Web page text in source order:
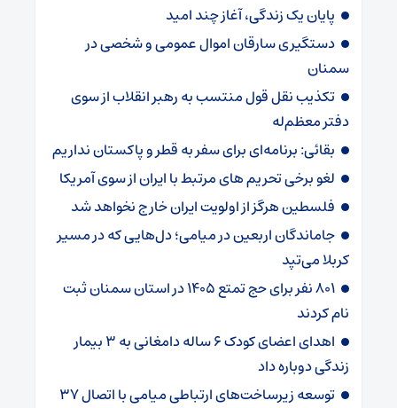
پایان یک زندگی، آغاز چند امید
دستگیری سارقان اموال عمومی و شخصی در
سمنان
تکذیب نقل قول منتسب به رهبر انقلاب از سوی
دفتر معظم‌له
بقائی: برنامه‌ای برای سفر به قطر و پاکستان نداریم
لغو برخی تحریم های مرتبط با ایران از سوی آمریکا
فلسطین هرگز از اولویت ایران خارج نخواهد شد
جاماندگان اربعین در میامی؛ دل‌هایی که در مسیر
کربلا می‌تپد
۸۰۱ نفر برای حج تمتع ۱۴۰۵ در استان سمنان ثبت
نام کردند
اهدای اعضای کودک ۶ ساله دامغانی به ۳ بیمار
زندگی دوباره داد
توسعه زیرساخت‌های ارتباطی میامی با اتصال ۳۷